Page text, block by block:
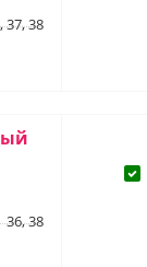
37, 38
36, 38